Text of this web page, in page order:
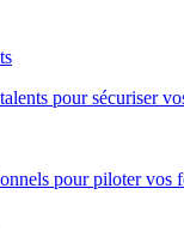
pour sécuriser
pour piloter vos